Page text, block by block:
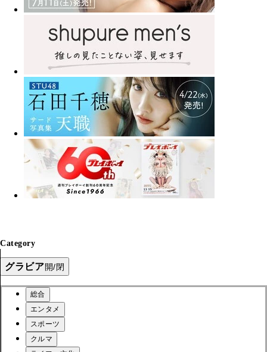
Category
グラビア開/閉
総合
エンタメ
スポーツ
クルマ